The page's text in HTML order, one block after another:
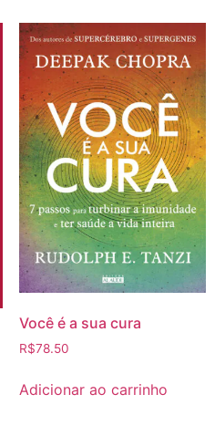
Você é a sua cura
R$78.50
Adicionar ao carrinho